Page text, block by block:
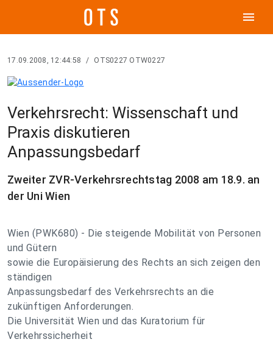
menu
17.09.2008, 12:44:58 / OTS0227 OTW0227
Verkehrsrecht: Wissenschaft und
Praxis diskutieren
Anpassungsbedarf
Zweiter ZVR-Verkehrsrechtstag 2008 am 18.9. an
der Uni Wien
Wien (PWK680) - Die steigende Mobilität von Personen
und Gütern
sowie die Europäisierung des Rechts an sich zeigen den
ständigen
Anpassungsbedarf des Verkehrsrechts an die
zukünftigen Anforderungen.
Die Universität Wien und das Kuratorium für
Verkehrssicherheit